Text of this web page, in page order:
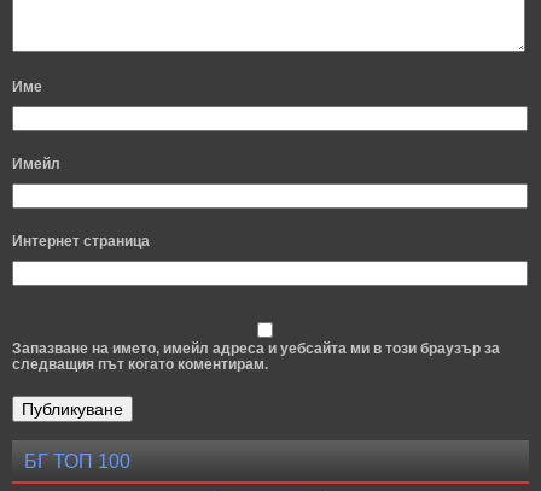
Име
Имейл
Интернет страница
Запазване на името, имейл адреса и уебсайта ми в този браузър за
следващия път когато коментирам.
БГ ТОП 100